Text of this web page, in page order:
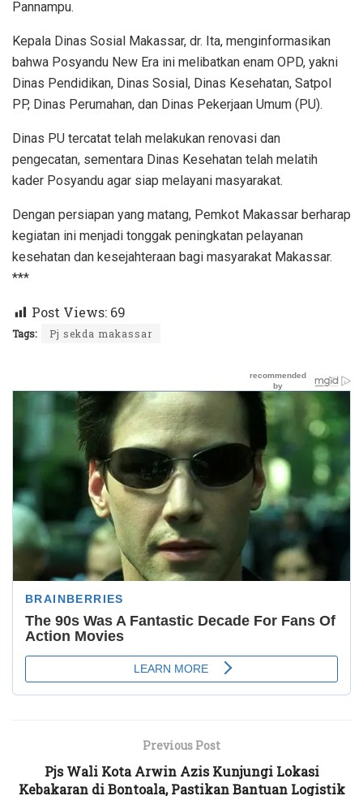
Pannampu.
Kepala Dinas Sosial Makassar, dr. Ita, menginformasikan
bahwa Posyandu New Era ini melibatkan enam OPD, yakni
Dinas Pendidikan, Dinas Sosial, Dinas Kesehatan, Satpol
PP, Dinas Perumahan, dan Dinas Pekerjaan Umum (PU).
Dinas PU tercatat telah melakukan renovasi dan
pengecatan, sementara Dinas Kesehatan telah melatih
kader Posyandu agar siap melayani masyarakat.
Dengan persiapan yang matang, Pemkot Makassar berharap
kegiatan ini menjadi tonggak peningkatan pelayanan
kesehatan dan kesejahteraan bagi masyarakat Makassar.
***
Post Views: 69
Tags: Pj sekda makassar
Previous Post
Pjs Wali Kota Arwin Azis Kunjungi Lokasi
Kebakaran di Bontoala, Pastikan Bantuan Logistik